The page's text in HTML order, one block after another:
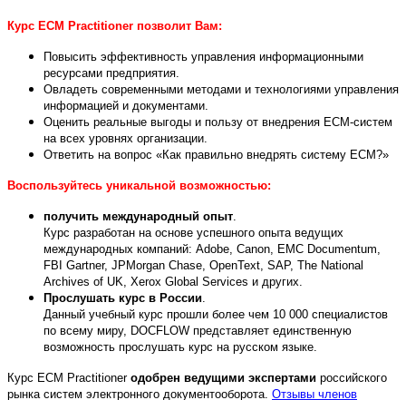
Курс ECM Practitioner позволит Вам:
Повысить эффективность управления информационными
ресурсами предприятия.
Овладеть современными методами и технологиями управления
информацией и документами.
Оценить реальные выгоды и пользу от внедрения ECM-систем
на всех уровнях организации.
Ответить на вопрос «Как правильно внедрять систему ECM?»
Воспользуйтесь уникальной возможностью:
получить международный опыт.
Курс разработан на основе успешного опыта ведущих
международных компаний: Adobe, Canon, EMC Documentum,
FBI Gartner, JPMorgan Chase, OpenText, SAP, The National
Archives of UK, Xerox Global Services и других.
Прослушать курс в России.
Данный учебный курс прошли более чем 10 000 специалистов
по всему миру, DOCFLOW представляет единственную
возможность прослушать курс на русском языке.
Курс ECM Practitioner одобрен ведущими экспертами российского
рынка систем электронного документооборота. Отзывы членов